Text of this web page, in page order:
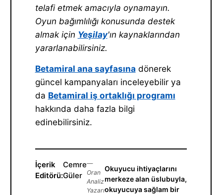
telafi etmek amacıyla oynamayın.
Oyun bağımlılığı konusunda destek
almak için Yeşilay'ın kaynaklarından
yararlanabilirsiniz.
Betamiral ana sayfasına dönerek
güncel kampanyaları inceleyebilir ya
da Betamiral iş ortaklığı programı
hakkında daha fazla bilgi
edinebilirsiniz.
İçerik
Editörü:
Cemre
Güler
—
Oran
Analiz
Yazarı
Okuyucu ihtiyaçlarını
merkeze alan üslubuyla,
okuyucuya sağlam bir